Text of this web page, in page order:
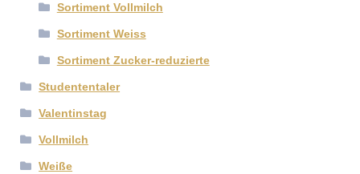
Sortiment Vollmilch
Sortiment Weiss
Sortiment Zucker-reduzierte
Studententaler
Valentinstag
Vollmilch
Weiße